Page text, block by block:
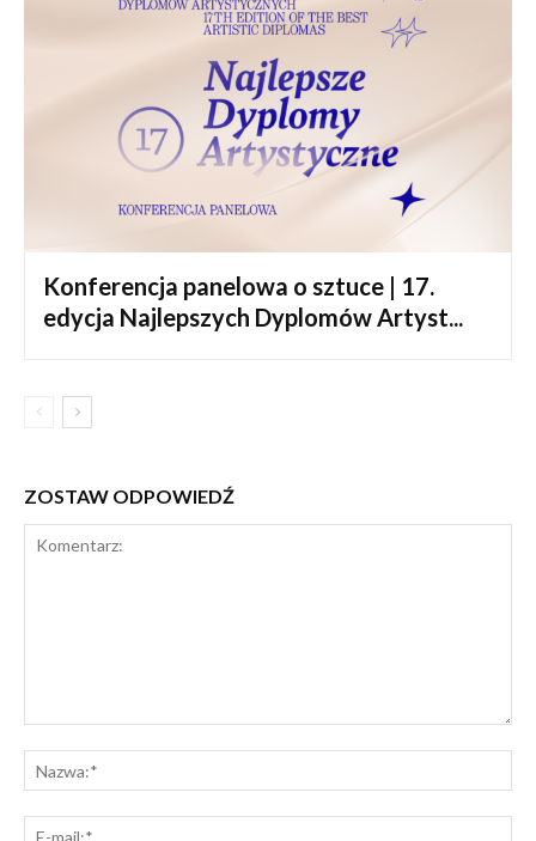
Konferencja panelowa o sztuce | 17.
edycja Najlepszych Dyplomów Artyst...
ZOSTAW ODPOWIEDŹ